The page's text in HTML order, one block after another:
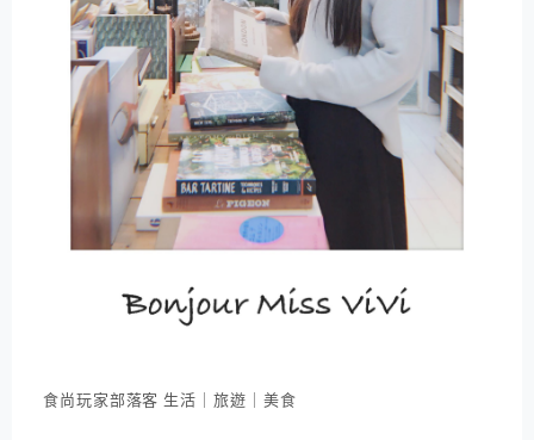
食尚玩家部落客 生活｜旅遊｜美食